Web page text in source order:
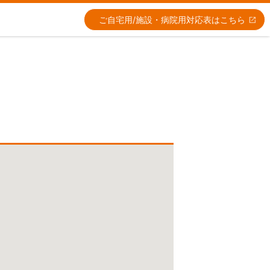
ご自宅用/施設・病院用対応表はこちら